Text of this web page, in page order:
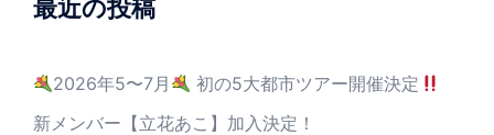
最近の投稿
2026年5〜7月
初の5大都市ツアー開催決定
新メンバー【立花あこ】加入決定！